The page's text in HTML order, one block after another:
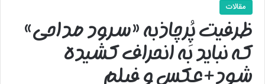
مقالات
ظرفیت پُِرچاذبه «سرود مداحی»
که نباید به انحراف کشیده
شود+عکس و فیلم